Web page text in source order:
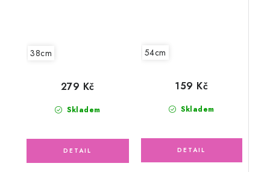
38cm
Skladem
279 Kč
54cm
Skladem
159 Kč